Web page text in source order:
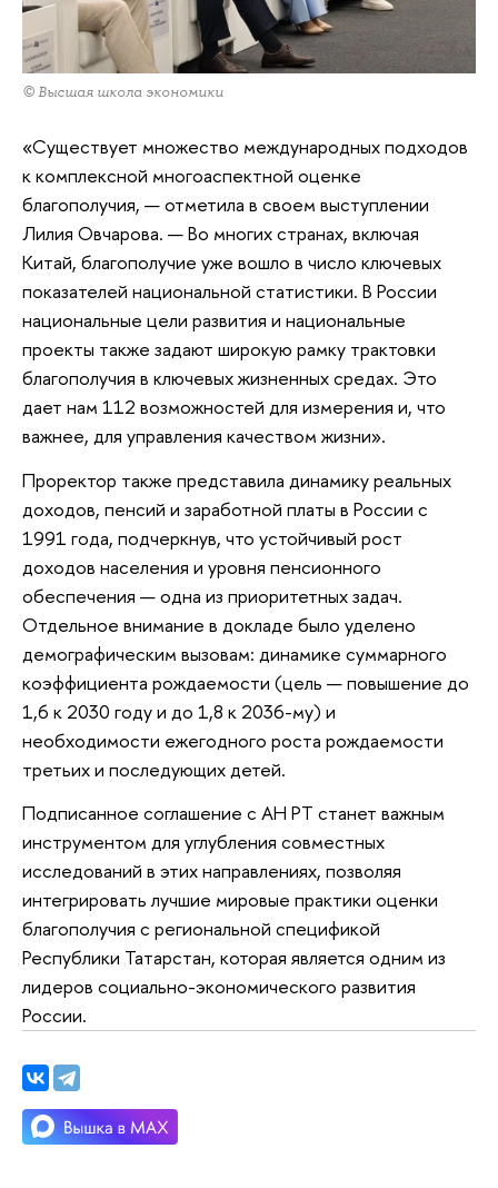
© Высшая школа экономики
«Существует множество международных подходов
к комплексной многоаспектной оценке
благополучия, — отметила в своем выступлении
Лилия Овчарова. — Во многих странах, включая
Китай, благополучие уже вошло в число ключевых
показателей национальной статистики. В России
национальные цели развития и национальные
проекты также задают широкую рамку трактовки
благополучия в ключевых жизненных средах. Это
дает нам 112 возможностей для измерения и, что
важнее, для управления качеством жизни».
Проректор также представила динамику реальных
доходов, пенсий и заработной платы в России с
1991 года, подчеркнув, что устойчивый рост
доходов населения и уровня пенсионного
обеспечения — одна из приоритетных задач.
Отдельное внимание в докладе было уделено
демографическим вызовам: динамике суммарного
коэффициента рождаемости (цель — повышение до
1,6 к 2030 году и до 1,8 к 2036-му) и
необходимости ежегодного роста рождаемости
третьих и последующих детей.
Подписанное соглашение с АН РТ станет важным
инструментом для углубления совместных
исследований в этих направлениях, позволяя
интегрировать лучшие мировые практики оценки
благополучия с региональной спецификой
Республики Татарстан, которая является одним из
лидеров социально-экономического развития
России.